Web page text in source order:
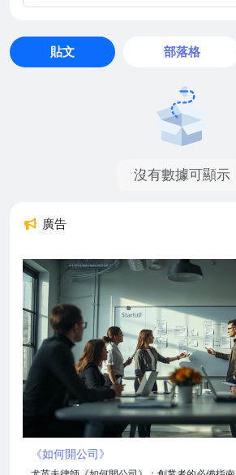
貼文 部落格
沒有數據可顯示
廣告
《如何開公司》